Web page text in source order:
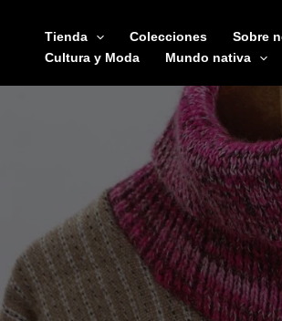
contenido
Tienda Colecciones
Sobre
Cultura y Moda
Mundo nativa